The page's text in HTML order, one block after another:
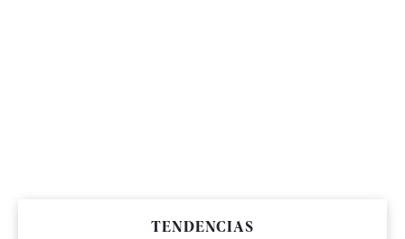
TENDENCIAS